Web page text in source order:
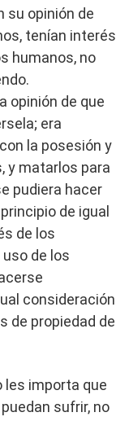
su opinión de
tenían interés
humanos, no
opinión de que
era
la posesión y
y matarlos para
pudiera hacer
de igual
de los
de los
consideración
de propiedad de
les importa que
sufrir, no